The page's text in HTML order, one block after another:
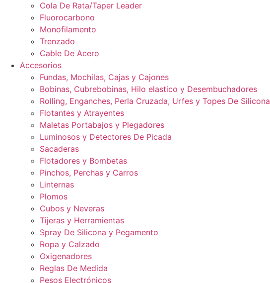
Cola De Rata/Taper Leader
Fluorocarbono
Monofilamento
Trenzado
Cable De Acero
Accesorios
Fundas, Mochilas, Cajas y Cajones
Bobinas, Cubrebobinas, Hilo elastico y Desembuchadores
Rolling, Enganches, Perla Cruzada, Urfes y Topes De Silicona
Flotantes y Atrayentes
Maletas Portabajos y Plegadores
Luminosos y Detectores De Picada
Sacaderas
Flotadores y Bombetas
Pinchos, Perchas y Carros
Linternas
Plomos
Cubos y Neveras
Tijeras y Herramientas
Spray De Silicona y Pegamento
Ropa y Calzado
Oxigenadores
Reglas De Medida
Pesos Electrónicos